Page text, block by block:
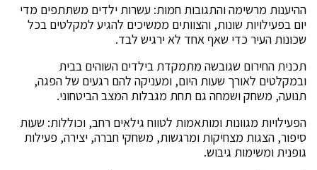
ההיענות מרשימה והתגובות חמות: עשרות ילדים משתתפים מדי
יום בפעילויות שונות, והצוותים ממשיכים להגיע למקלטים בכל
שכונות העיר כדי שאף אחד לא ירגיש לבד.
תכנית החירום שגובשה מתמקדת בילדים השוהים בבית
ובמקלטים לאורך שעות היום, ומעניקה להם רגעים של הפגה,
תנועה, משחק ושמחה גם תחת מגבלות המצב הביטחוני.
הפעילויות מגוונות ומותאמות לטווח גילאים רחב, וכוללות: שעות
סיפור, הצגות מצחיקות ומרגשות, משחקי חברה, יצירה, פעילות
גופנית ומשימות גיבוש.